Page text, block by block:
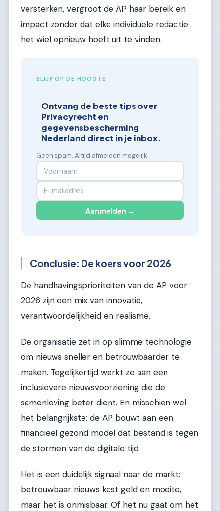
versterken, vergroot de AP haar bereik en
impact zonder dat elke individuele redactie
het wiel opnieuw hoeft uit te vinden.
BLIJF OP DE HOOGTE
Ontvang de beste tips over
Privacyrecht en
gegevensbescherming
Nederland direct in je inbox.
Geen spam. Altijd afmelden mogelijk.
Aanmelden →
Conclusie: De koers voor 2026
De handhavingsprioriteiten van de AP voor
2026 zijn een mix van innovatie,
verantwoordelijkheid en realisme.
De organisatie zet in op slimme technologie
om nieuws sneller en betrouwbaarder te
maken. Tegelijkertijd werkt ze aan een
inclusievere nieuwsvoorziening die de
samenleving beter dient. En misschien wel
het belangrijkste: de AP bouwt aan een
financieel gezond model dat bestand is tegen
de stormen van de digitale tijd.
Het is een duidelijk signaal naar de markt:
betrouwbaar nieuws kost geld en moeite,
maar het is onmisbaar. Of het nu gaat om het